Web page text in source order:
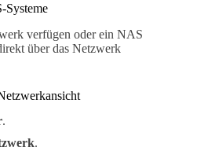
Systeme
verfügen oder ein NAS
über das Netzwerk
.
.